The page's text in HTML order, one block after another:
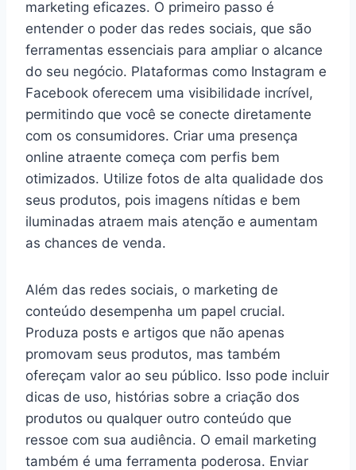
marketing eficazes. O primeiro passo é
entender o poder das redes sociais, que são
ferramentas essenciais para ampliar o alcance
do seu negócio. Plataformas como Instagram e
Facebook oferecem uma visibilidade incrível,
permitindo que você se conecte diretamente
com os consumidores. Criar uma presença
online atraente começa com perfis bem
otimizados. Utilize fotos de alta qualidade dos
seus produtos, pois imagens nítidas e bem
iluminadas atraem mais atenção e aumentam
as chances de venda.
Além das redes sociais, o marketing de
conteúdo desempenha um papel crucial.
Produza posts e artigos que não apenas
promovam seus produtos, mas também
ofereçam valor ao seu público. Isso pode incluir
dicas de uso, histórias sobre a criação dos
produtos ou qualquer outro conteúdo que
ressoe com sua audiência. O email marketing
também é uma ferramenta poderosa. Enviar